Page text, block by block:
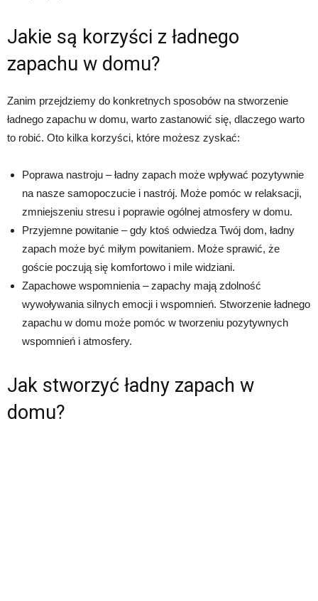
Jakie są korzyści z ładnego
zapachu w domu?
Zanim przejdziemy do konkretnych sposobów na stworzenie
ładnego zapachu w domu, warto zastanowić się, dlaczego warto
to robić. Oto kilka korzyści, które możesz zyskać:
Poprawa nastroju – ładny zapach może wpływać pozytywnie
na nasze samopoczucie i nastrój. Może pomóc w relaksacji,
zmniejszeniu stresu i poprawie ogólnej atmosfery w domu.
Przyjemne powitanie – gdy ktoś odwiedza Twój dom, ładny
zapach może być miłym powitaniem. Może sprawić, że
goście poczują się komfortowo i mile widziani.
Zapachowe wspomnienia – zapachy mają zdolność
wywoływania silnych emocji i wspomnień. Stworzenie ładnego
zapachu w domu może pomóc w tworzeniu pozytywnych
wspomnień i atmosfery.
Jak stworzyć ładny zapach w
domu?